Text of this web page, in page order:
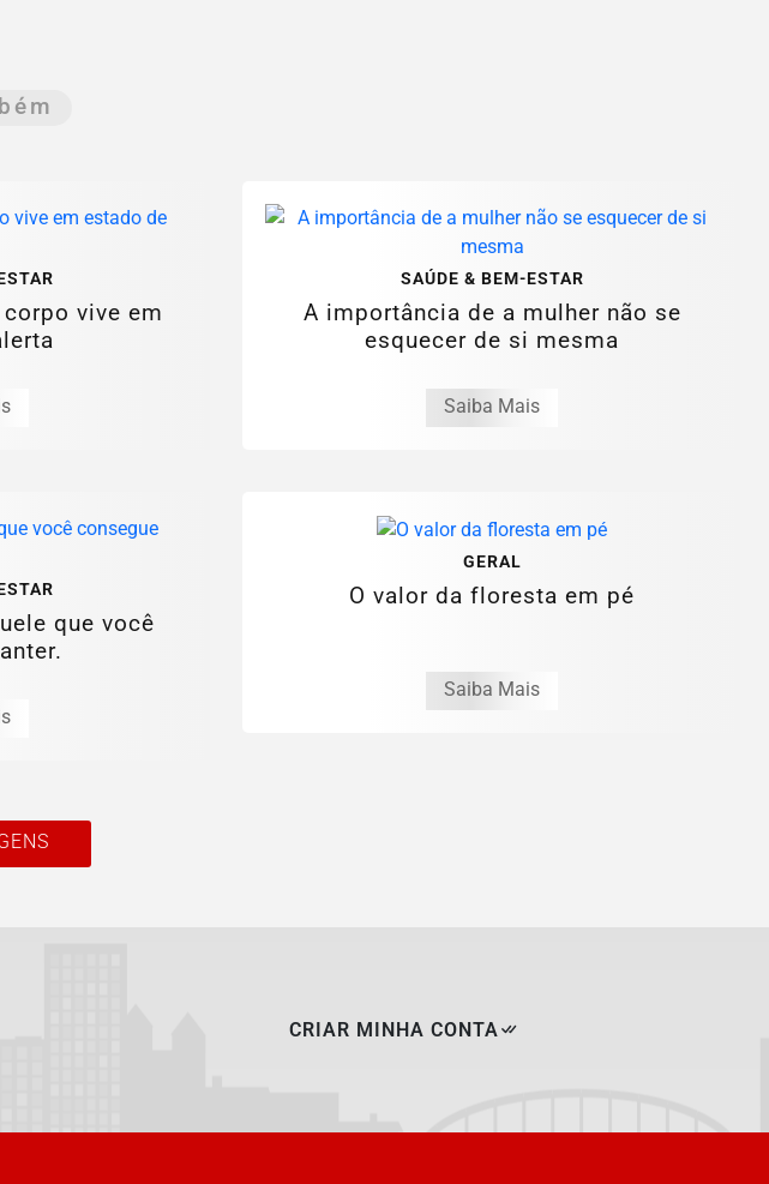
vive em
SAÚDE & BEM-ESTAR
A importância de a mulher não se
esquecer de si mesma
Saiba Mais
que você
GERAL
O valor da floresta em pé
Saiba Mais
CRIAR MINHA CONTA